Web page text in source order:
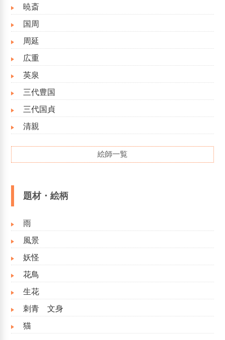
暁斎
国周
周延
広重
英泉
三代豊国
三代国貞
清親
絵師一覧
題材・絵柄
雨
風景
妖怪
花鳥
生花
刺青 文身
猫